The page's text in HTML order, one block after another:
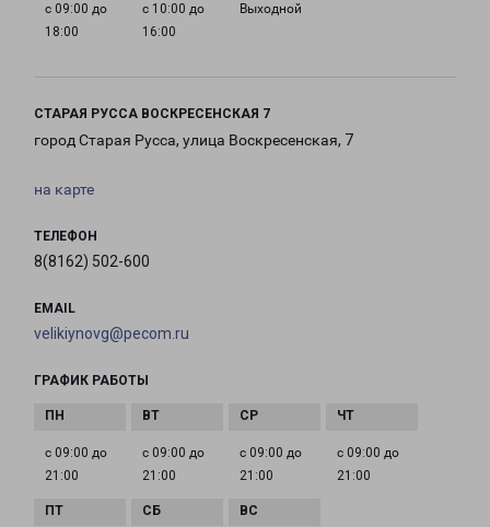
с 09:00 до
18:00
с 10:00 до
16:00
Выходной
СТАРАЯ РУССА ВОСКРЕСЕНСКАЯ 7
город Старая Русса, улица Воскресенская, 7
на карте
ТЕЛЕФОН
8(8162) 502-600
EMAIL
velikiynovg@pecom.ru
ГРАФИК РАБОТЫ
с 09:00 до
21:00
с 09:00 до
21:00
с 09:00 до
21:00
с 09:00 до
21:00